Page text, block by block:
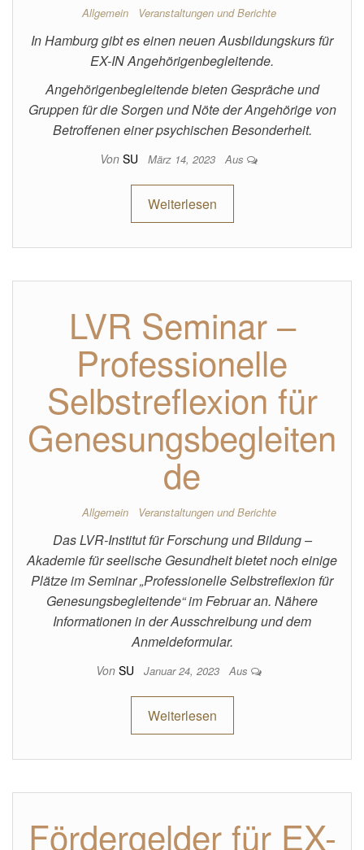
Allgemein Veranstaltungen und Berichte
In Hamburg gibt es einen neuen Ausbildungskurs für
EX-IN Angehörigenbegleitende.
Angehörigenbegleitende bieten Gespräche und
Gruppen für die Sorgen und Nöte der Angehörige von
Betroffenen einer psychischen Besonderheit.
Von SU März 14, 2023 Aus
Weiterlesen
LVR Seminar –
Professionelle
Selbstreflexion für
Genesungsbegleiten
de
Allgemein Veranstaltungen und Berichte
Das LVR-Institut für Forschung und Bildung –
Akademie für seelische Gesundheit bietet noch einige
Plätze im Seminar „Professionelle Selbstreflexion für
Genesungsbegleitende“ im Februar an. Nähere
Informationen in der Ausschreibung und dem
Anmeldeformular.
Von SU Januar 24, 2023 Aus
Weiterlesen
Fördergelder für EX-